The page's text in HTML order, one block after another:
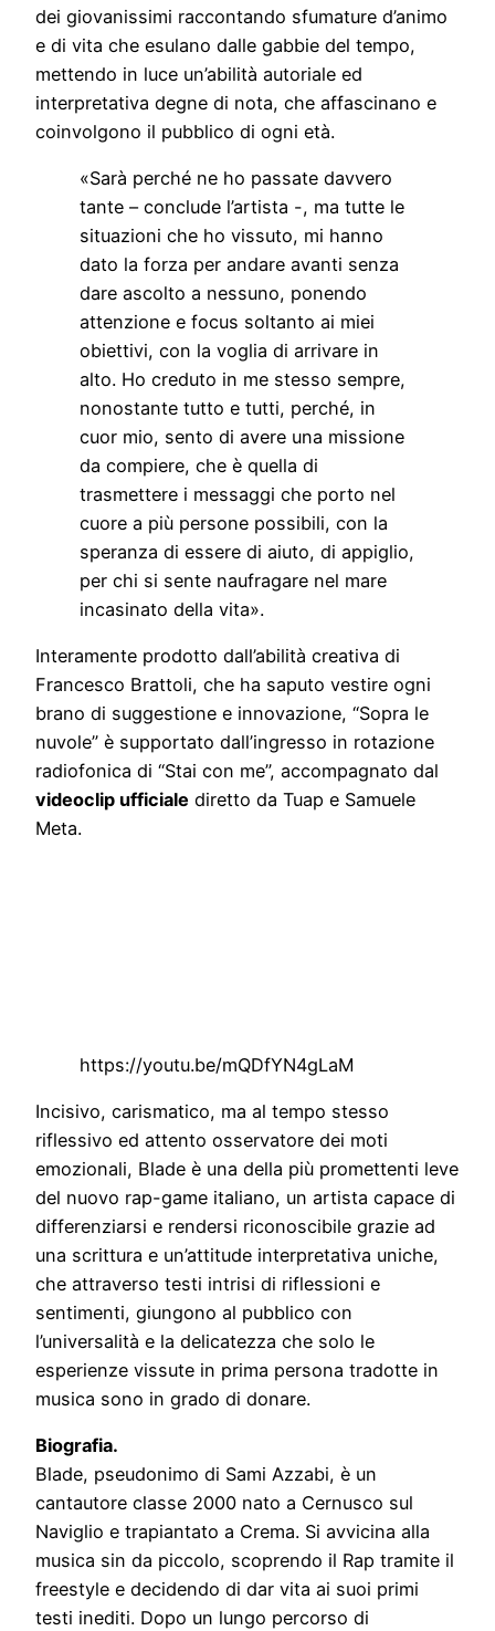
dei giovanissimi raccontando sfumature d’animo
e di vita che esulano dalle gabbie del tempo,
mettendo in luce un’abilità autoriale ed
interpretativa degne di nota, che affascinano e
coinvolgono il pubblico di ogni età.
«Sarà perché ne ho passate davvero
tante – conclude l’artista -, ma tutte le
situazioni che ho vissuto, mi hanno
dato la forza per andare avanti senza
dare ascolto a nessuno, ponendo
attenzione e focus soltanto ai miei
obiettivi, con la voglia di arrivare in
alto. Ho creduto in me stesso sempre,
nonostante tutto e tutti, perché, in
cuor mio, sento di avere una missione
da compiere, che è quella di
trasmettere i messaggi che porto nel
cuore a più persone possibili, con la
speranza di essere di aiuto, di appiglio,
per chi si sente naufragare nel mare
incasinato della vita».
Interamente prodotto dall’abilità creativa di
Francesco Brattoli, che ha saputo vestire ogni
brano di suggestione e innovazione, “Sopra le
nuvole” è supportato dall’ingresso in rotazione
radiofonica di “Stai con me”, accompagnato dal
videoclip ufficiale diretto da Tuap e Samuele
Meta.
https://youtu.be/mQDfYN4gLaM
Incisivo, carismatico, ma al tempo stesso
riflessivo ed attento osservatore dei moti
emozionali, Blade è una della più promettenti leve
del nuovo rap-game italiano, un artista capace di
differenziarsi e rendersi riconoscibile grazie ad
una scrittura e un’attitude interpretativa uniche,
che attraverso testi intrisi di riflessioni e
sentimenti, giungono al pubblico con
l’universalità e la delicatezza che solo le
esperienze vissute in prima persona tradotte in
musica sono in grado di donare.
Biografia.
Blade, pseudonimo di Sami Azzabi, è un
cantautore classe 2000 nato a Cernusco sul
Naviglio e trapiantato a Crema. Si avvicina alla
musica sin da piccolo, scoprendo il Rap tramite il
freestyle e decidendo di dar vita ai suoi primi
testi inediti. Dopo un lungo percorso di